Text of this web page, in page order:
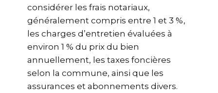
considérer les frais notariaux,
généralement compris entre 1 et 3 %,
les charges d’entretien évaluées à
environ 1 % du prix du bien
annuellement, les taxes foncières
selon la commune, ainsi que les
assurances et abonnements divers.